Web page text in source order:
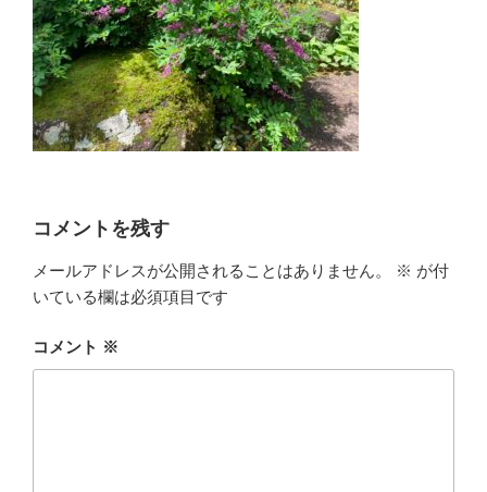
コメントを残す
メールアドレスが公開されることはありません。 ※ が付
いている欄は必須項目です
コメント ※